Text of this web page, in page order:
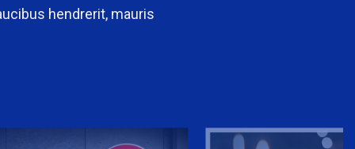
hendrerit, mauris